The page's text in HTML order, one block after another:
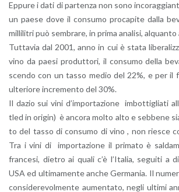
Ep­pu­re i dati di par­ten­za non sono
un paese dove il con­su­mo pro­ca­pi­te dalla
mil­li­li­tri può sem­bra­re, in prima ana­li­si, al­quan­to
Tut­ta­via dal 2001, anno in cui è stata
vino da paesi pro­dut­to­ri, il con­su­mo della
scen­do con un tasso medio del 22%, e per il
ul­te­rio­re in­cre­men­to del 30%.
Il dazio sui vini d’im­por­ta­zio­ne im­bot­ti­glia­ti
tled in ori­gin) è an­co­ra molto alto e seb­be­ne
to del tasso di con­su­mo di vino , non rie­sce
Tra i vini di im­por­ta­zio­ne il pri­ma­to è
fran­ce­si, die­tro ai quali c’è l’I­ta­lia, se­gui­ti a
USA ed ul­ti­ma­men­te anche Ger­ma­nia. Il
con­si­de­re­vol­men­te au­men­ta­to, negli ul­ti­mi